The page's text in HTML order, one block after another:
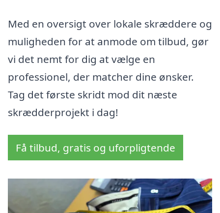
Med en oversigt over lokale skræddere og
muligheden for at anmode om tilbud, gør
vi det nemt for dig at vælge en
professionel, der matcher dine ønsker.
Tag det første skridt mod dit næste
skrædderprojekt i dag!
Få tilbud, gratis og uforpligtende